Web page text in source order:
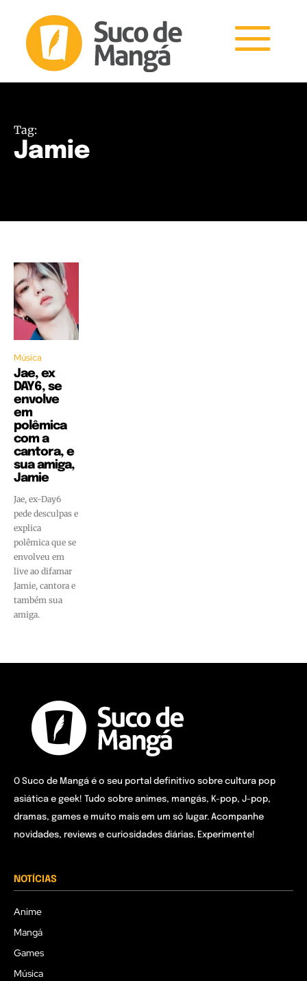
Tag:
Jamie
Música
Jae, ex
DAY6, se
envolve
em
polêmica
com a
cantora, e
sua amiga,
Jamie
Jae, ex-Day6
pede desculpas e
explica
polêmica que se
envolveu em
live ao difamar
Jamie, cantora e
também sua
amiga.
O Suco de Mangá é o seu portal definitivo sobre cultura pop
asiática e geek! Tudo sobre animes, mangás, K-pop, J-pop,
dramas, games e muito mais em um só lugar. Acompanhe
novidades, reviews e curiosidades diárias. Experimente!
NOTÍCIAS
Anime
Mangá
Games
Música